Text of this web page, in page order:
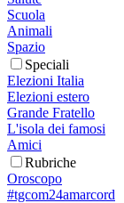
Scuola
Animali
Spazio
Speciali
Elezioni Italia
Elezioni estero
Grande Fratello
L'isola dei famosi
Amici
Rubriche
Oroscopo
#tgcom24amarcord